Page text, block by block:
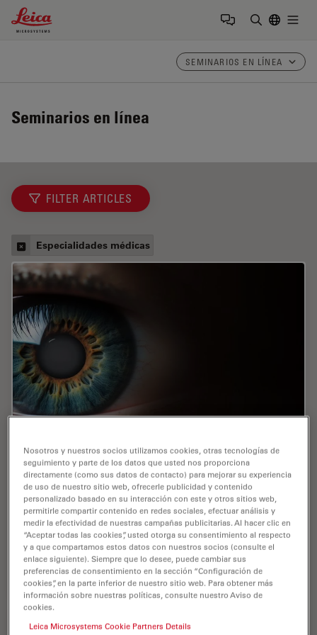
Leica Microsystems Logo
SEMINARIOS EN LÍNEA
Seminarios en línea
FILTER ARTICLES
Especialidades médicas
Expert Techniques for Superior Visualization
in Cataract Surgery
Join renowned ophthalmic surgeons, Dr. Hussein
Almuhtaseb and Mr. Simon Madge, as they share their
clinical expertise and real-world surgical strategies
during the 2025 Online Cataract Surgery…
Mar 18, 2026 Webinar Cirugía de cataratas
Nosotros y nuestros socios utilizamos cookies, otras tecnologías de
seguimiento y parte de los datos que usted nos proporciona
directamente (como sus datos de contacto) para mejorar su experiencia
de uso de nuestro sitio web, ofrecerle publicidad y contenido
personalizado basado en su interacción con este y otros sitios web,
permitirle compartir contenido en redes sociales, efectuar análisis y
medir la efectividad de nuestras campañas publicitarias. Al hacer clic en
“Aceptar todas las cookies”, usted otorga su consentimiento al respecto
y a que compartamos estos datos con nuestros socios (consulte el
enlace siguiente). Siempre que lo desee, puede cambiar sus
preferencias de consentimiento en la sección “Configuración de
cookies”, en la parte inferior de nuestro sitio web. Para obtener más
información sobre nuestras políticas, consulte nuestro Aviso de
cookies.
Leica Microsystems Cookie Partners Details